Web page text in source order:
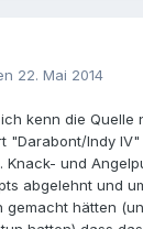
22. Mai 2014
kenn die Quelle
"Darabont/Indy
Knack- und
abgelehnt und
gemacht hätten